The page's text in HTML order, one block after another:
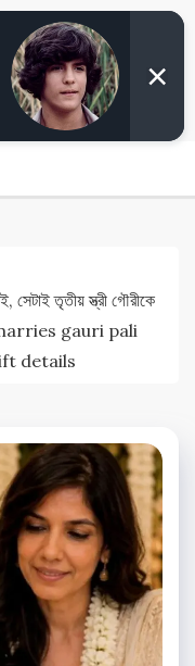
তৃতীয় স্ত্রী গৌরীকে
marries gauri pali
details